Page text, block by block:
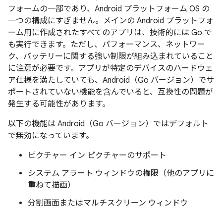
フォームの一部であり、Android プラットフォーム OS の
一つの構成にすぎません。メインの Android プラットフォ
ーム用に作成されたすべてのアプリは、技術的には Go で
も実行できます。ただし、パフォーマンス、ネットワー
ク、バッテリーに関する強い制限が組み込まれていること
に注意が必要です。アプリが特定のデバイスのハードウェ
ア仕様を満たしていても、Android（Go バージョン）でサ
ポートされていない機能を含んでいると、互換性の問題が
発生する可能性があります。
以下の機能は Android（Go バージョン）ではデフォルト
で無効になっています。
ピクチャー イン ピクチャーのサポート
システム アラート ウィンドウの権限（他のアプリに
重ねて描画）
分割画面またはマルチスクリーン ウィンドウ